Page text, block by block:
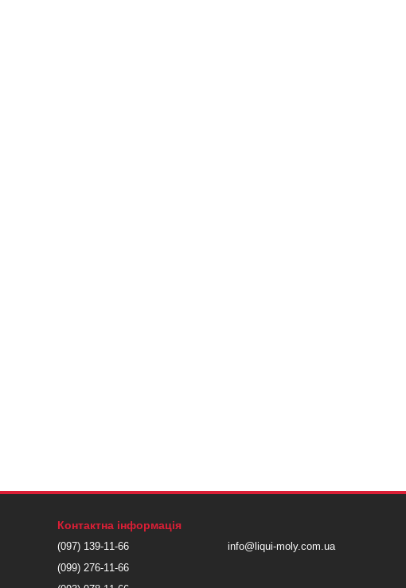
Контактна інформація
(097) 139-11-66
(099) 276-11-66
info@liqui-moly.com.ua